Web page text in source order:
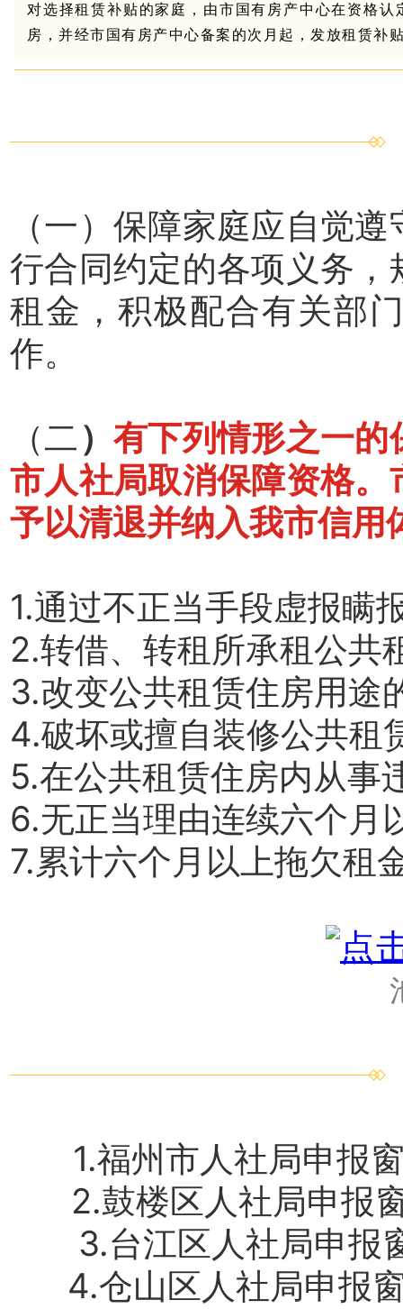
对选择租赁补贴的家庭，由市国有房产中心在资格
房，并经市国有房产中心备案的次月起，发放租赁补
（一）保障家庭应自觉
行合同约定的各项义务
租金，积极配合有关部
作。
（二）有下列情形之一
市人社局取消保障资格
予以清退并纳入我市信用
1.通过不正当手段虚报瞒
2.转借、转租所承租公共
3.改变公共租赁住房用途
4.破坏或擅自装修公共租
5.在公共租赁住房内从事
6.无正当理由连续六个月
7.累计六个月以上拖欠租
1.福州市人社局申报
2.鼓楼区人社局申报
3.台江区人社局申报
4.仓山区人社局申报